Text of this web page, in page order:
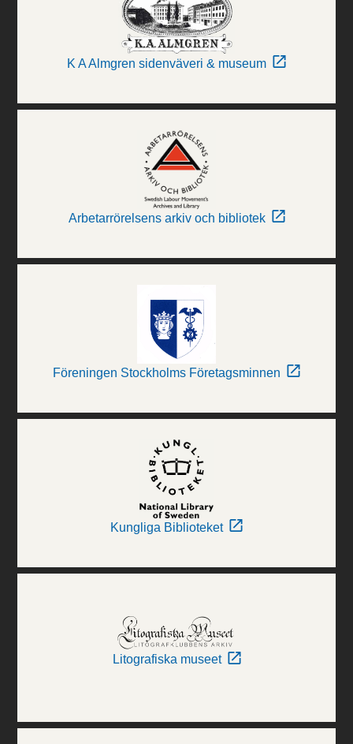
K A Almgren sidenväveri & museum
Arbetarrörelsens arkiv och bibliotek
Föreningen Stockholms Företagsminnen
Kungliga Biblioteket
Litografiska museet